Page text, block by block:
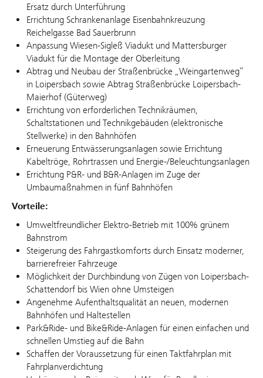
Ersatz durch Unterführung
Errichtung Schrankenanlage Eisenbahnkreuzung
Reichelgasse Bad Sauerbrunn
Anpassung Wiesen-Sigleß Viadukt und Mattersburger
Viadukt für die Montage der Oberleitung
Abtrag und Neubau der Straßenbrücke „Weingartenweg“
in Loipersbach sowie Abtrag Straßenbrücke Loipersbach-
Maierhof (Güterweg)
Errichtung von erforderlichen Technikräumen,
Schaltstationen und Technikgebäuden (elektronische
Stellwerke) in den Bahnhöfen
Erneuerung Entwässerungsanlagen sowie Errichtung
Kabeltröge, Rohrtrassen und Energie-/Beleuchtungsanlagen
Errichtung P&R- und B&R-Anlagen im Zuge der
Umbaumaßnahmen in fünf Bahnhöfen
Vorteile:
Umweltfreundlicher Elektro-Betrieb mit 100% grünem
Bahnstrom
Steigerung des Fahrgastkomforts durch Einsatz moderner,
barrierefreier Fahrzeuge
Möglichkeit der Durchbindung von Zügen von Loipersbach-
Schattendorf bis Wien ohne Umsteigen
Angenehme Aufenthaltsqualität an neuen, modernen
Bahnhöfen und Haltestellen
Park&Ride- und Bike&Ride-Anlagen für einen einfachen und
schnellen Umstieg auf die Bahn
Schaffen der Voraussetzung für einen Taktfahrplan mit
Fahrplanverdichtung